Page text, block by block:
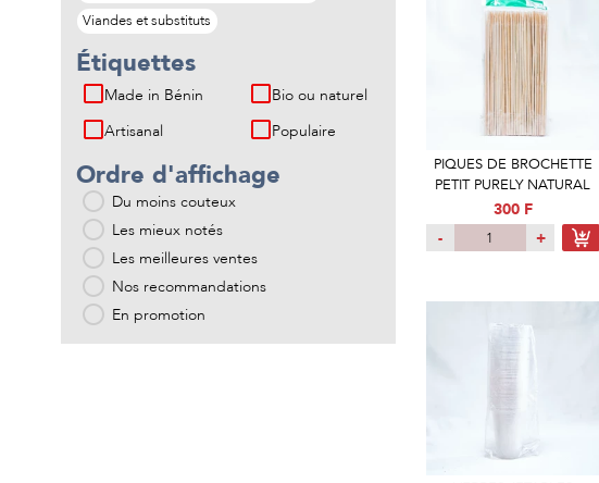
Viandes et substituts
Étiquettes
Made in Bénin
Bio ou naturel
Artisanal
Populaire
Ordre d'affichage
Du moins couteux
Les mieux notés
Les meilleures ventes
Nos recommandations
En promotion
PIQUES DE BROCHETTE
PETIT PURELY NATURAL
300 F
-
+